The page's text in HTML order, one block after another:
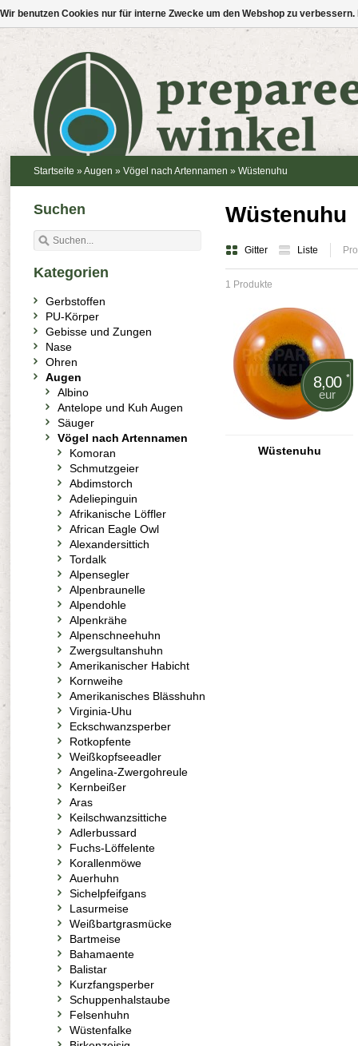
Startseite » Augen » Vögel nach Artennamen » Wüstenuhu
Wüstenuhu
Gitter Liste
1 Produkte
8,00 *
eur
Wüstenuhu
Suchen
Kategorien
Gerbstoffen
PU-Körper
Gebisse und Zungen
Nase
Ohren
Augen
Albino
Antelope und Kuh Augen
Säuger
Vögel nach Artennamen
Komoran
Schmutzgeier
Abdimstorch
Adeliepinguin
Afrikanische Löffler
African Eagle Owl
Alexandersittich
Tordalk
Alpensegler
Alpenbraunelle
Alpendohle
Alpenkrähe
Alpenschneehuhn
Zwergsultanshuhn
Amerikanischer Habicht
Kornweihe
Amerikanisches Blässhuhn
Virginia-Uhu
Eckschwanzsperber
Rotkopfente
Weißkopfseeadler
Angelina-Zwergohreule
Kernbeißer
Aras
Keilschwanzsittiche
Adlerbussard
Fuchs-Löffelente
Korallenmöwe
Auerhuhn
Sichelpfeifgans
Lasurmeise
Weißbartgrasmücke
Bartmeise
Bahamaente
Balistar
Kurzfangsperber
Schuppenhalstaube
Felsenhuhn
Wüstenfalke
Wir benutzen Cookies nur für interne Zwecke um den Webshop zu